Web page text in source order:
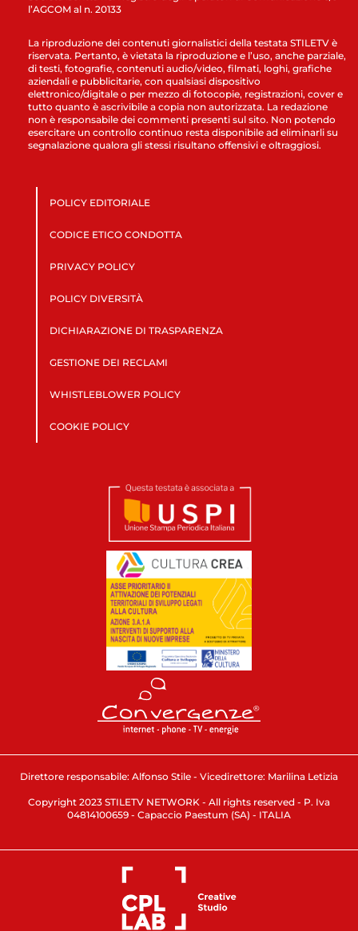
l’AGCOM al n. 20133
La riproduzione dei contenuti giornalistici della testata STILETV è
riservata. Pertanto, è vietata la riproduzione e l’uso, anche parziale,
di testi, fotografie, contenuti audio/video, filmati, loghi, grafiche
aziendali e pubblicitarie, con qualsiasi dispositivo
elettronico/digitale o per mezzo di fotocopie, registrazioni, cover e
tutto quanto è ascrivibile a copia non autorizzata. La redazione
non è responsabile dei commenti presenti sul sito. Non potendo
esercitare un controllo continuo resta disponibile ad eliminarli su
segnalazione qualora gli stessi risultano offensivi e oltraggiosi.
POLICY EDITORIALE
CODICE ETICO CONDOTTA
PRIVACY POLICY
POLICY DIVERSITÀ
DICHIARAZIONE DI TRASPARENZA
GESTIONE DEI RECLAMI
WHISTLEBLOWER POLICY
COOKIE POLICY
Direttore responsabile: Alfonso Stile - Vicedirettore: Marilina Letizia
Copyright 2023 STILETV NETWORK - All rights reserved - P. Iva
04814100659 - Capaccio Paestum (SA) - ITALIA